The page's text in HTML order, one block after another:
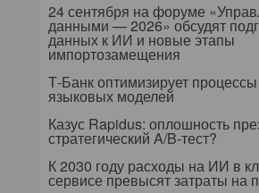
24 сентября на форуме
данными — 2026» обсудят
данных к ИИ и новые этапы
импортозамещения
Т-Банк оптимизирует
языковых моделей
Казус Rapidus: оплошность
стратегический A/B-тест?
К 2030 году расходы на ИИ в
сервисе превысят затраты на